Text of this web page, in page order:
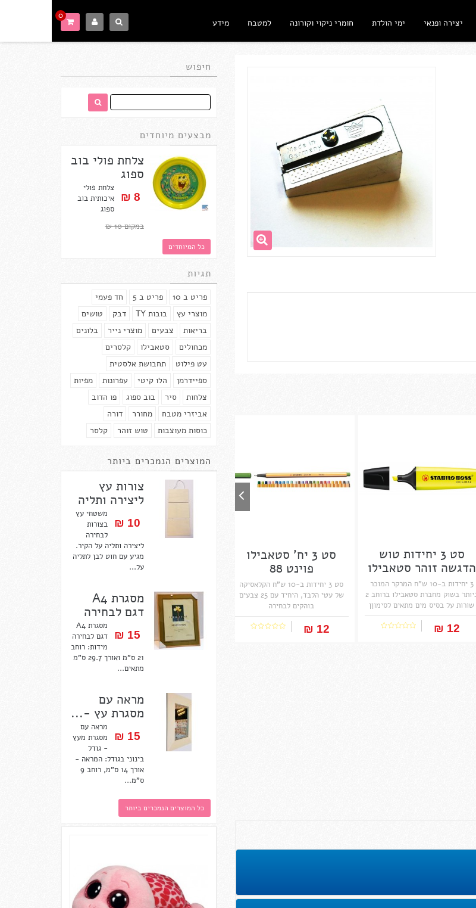
יצירה ופנאי ימי הולדת חומרי ניקוי וקורונה למטבח מידע
0
חיפוש
מבצעים מיוחדים
צלחת פולי בוב
ספוג
8 ₪‎
צלחת פולי
איכותית בוב
ספוג
במקום 10 ₪‎
כל המיוחדים
תגיות
פריט ב 10 פריט ב 5
חד פעמי
מוצרי עץ
בובות TY דבק
טושים
בריאות
צבעים מוצרי נייר
בלונים
מכחולים
סטאבילו
קלסרים
עט פילוט
תחבושת אלסטית
ספיידרמן
הלו קיטי עפרונות
מפיות
צלחות
סיר בוב ספוג
פו הדוב
אביזרי מטבח
מחורר
דורה
כוסות מעוצבות
טוש זוהר קלסר
המוצרים הנמכרים ביותר
צורות עץ
ליצירה ותליה
10 ₪‎
משטחי עץ
בצורות
לבחירה
ליצירה ותליה על הקיר.
מגיע עם חוט לבן לתליה
על...
מסגרת A4
דגם לבחירה
15 ₪‎
מסגרת A4
דגם לבחירה
מידות: רוחב
21 ס"מ ואורך 29.7 ס"מ
מתאים...
מראה עם
מסגרת עץ -...
15 ₪‎
מראה עם
מסגרת מעץ
- גודל
בינוני בגודל: המראה -
אורך 14 ס"מ, רוחב 9
ס"מ...
כל המוצרים הנמכרים ביותר
סט 3 יחידות טוש
הדגשה זוהר סטאבילו
בוס...
3 יחידות ב-10 ש"ח המרקר המוכר
ביותר בשוק מחברת סטאבילו ברוחב 2
שורות על בסיס מים מתאים לסימוןן
והדגשה של שורות לכל סוגי נייר
12 ₪‎
סט 3 יח' סטאבילו
פוינט 88
סט 3 יחידות ב-10 ש"ח הקלאסיקה
של עטי הלבד, היחיד עם 25 צבעים
בוהקים לבחירה
12 ₪‎